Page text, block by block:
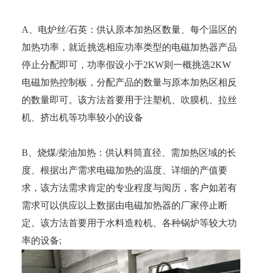
A、电炉丝/石英：供认原本加热区数量、每个温区的
加热功率，就近挑选相应功率类型的电磁加热器产品
停止分配即可，功率假设小于2KW则一概挑选2KW
电磁加热控制板，分配产品的数量与原本加热区相反
的数量即可。该方法首要用于注塑机、吹膜机、拉丝
机、挤出机等功率较小的设备
B、烧煤/柴油加热：供认料筒直径、需加热区域的长
度、根据出产需求电磁加热的温度、详细的产值要
求，该方法需求肯定的专业程度与阅历，客户如若有
需求可以供应以上数据由电磁加热器的厂家停止断
定。该方法首要用于水料造粒机、各种锅炉等较大功
率的设备;